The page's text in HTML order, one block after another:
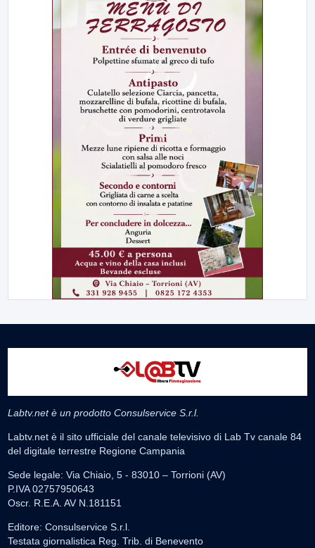
Labtv.net è un prodotto Consulservice S.r.l.
Labtv.net è il sito ufficiale del canale televisivo di Lab Tv canale 84
del digitale terrestre Regione Campania
Sede legale: Via Chiaio, 5 - 83010 – Torrioni (AV)
P.IVA 02757950643
Oscr. R.E.A. AV N.181151
Editore: Consulservice S.r.l.
Testata giornalistica Reg. Trib. di Benevento